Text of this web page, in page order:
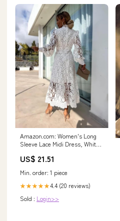
Amazon.com: Women's Long
Sleeve Lace Midi Dress, White,
Alpha, Medium, Regular,
Jewelry
US$ 21.51
Min. order: 1 piece
★★★★★4.4 (20 reviews)
Sold : Login>>